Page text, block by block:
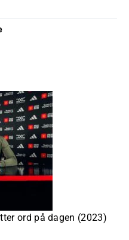
ord på dagen (2023)